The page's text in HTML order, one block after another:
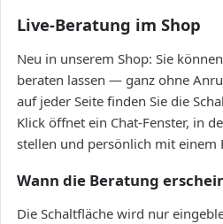
Live-Beratung im Shop
Neu in unserem Shop: Sie
beraten lassen — ganz ohne
auf jeder Seite finden Sie die
Klick öffnet ein Chat-Fenster, in
stellen und persönlich mit einem
Wann die Beratung
Die Schaltfläche wird nur